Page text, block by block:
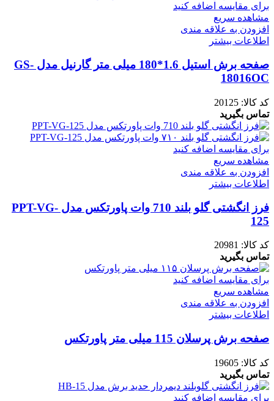
برای مقایسه اضافه کنید
مشاهده سریع
افزودن به علاقه مندی
اطلاعات بیشتر
صفحه برش استیل 1.6*180 میلی متر گارنیل مدل GS-
18016OC
کد کالا: 20125
تماس بگیرید
برای مقایسه اضافه کنید
مشاهده سریع
افزودن به علاقه مندی
اطلاعات بیشتر
فرز انگشتی گلو بلند 710 وات پاورتکس مدل PPT-VG-
125
کد کالا: 20981
تماس بگیرید
برای مقایسه اضافه کنید
مشاهده سریع
افزودن به علاقه مندی
اطلاعات بیشتر
صفحه برش پرسلان 115 میلی متر پاورتکس
کد کالا: 19605
تماس بگیرید
برای مقایسه اضافه کنید